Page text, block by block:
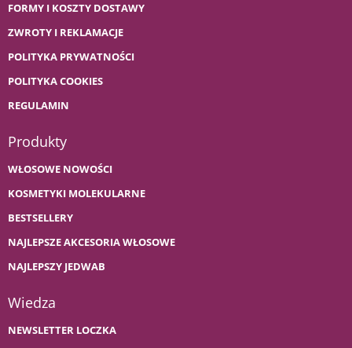
FORMY I KOSZTY DOSTAWY
ZWROTY I REKLAMACJE
POLITYKA PRYWATNOŚCI
POLITYKA COOKIES
REGULAMIN
Produkty
WŁOSOWE NOWOŚCI
KOSMETYKI MOLEKULARNE
BESTSELLERY
NAJLEPSZE AKCESORIA WŁOSOWE
NAJLEPSZY JEDWAB
Wiedza
NEWSLETTER LOCZKA